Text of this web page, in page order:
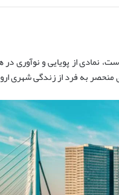
نمادی از پویایی و نوآوری
به فرد از زندگی شهری